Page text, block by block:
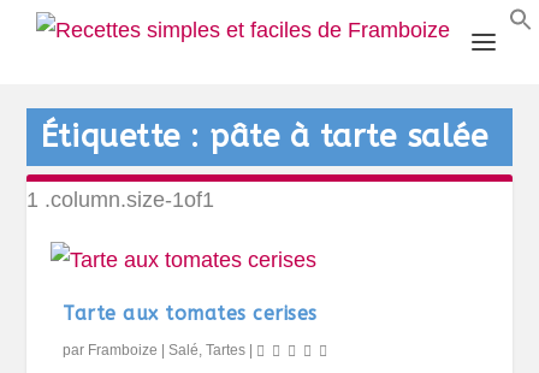
Étiquette : pâte à tarte salée
Tarte aux tomates cerises
par Framboize |Salé,Tartes